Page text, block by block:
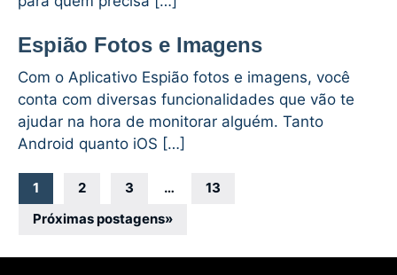
Espião Fotos e Imagens
Com o Aplicativo Espião fotos e imagens, você
conta com diversas funcionalidades que vão te
ajudar na hora de monitorar alguém. Tanto
Android quanto iOS […]
Navegação
por
posts
1 2 3 …
13
Próximas postagens»